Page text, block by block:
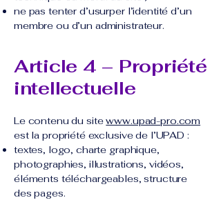
ne pas tenter d’usurper l’identité d’un
membre ou d’un administrateur.
Article 4 – Propriété
intellectuelle
Le contenu du sitewww.upad-pro.com
est la propriété exclusive de l’UPAD :
textes, logo, charte graphique,
photographies, illustrations, vidéos,
éléments téléchargeables, structure
des pages.